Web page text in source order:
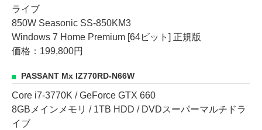
ライブ
850W Seasonic SS-850KM3
Windows 7 Home Premium [64ビット] 正規版
価格：199,800円
PASSANT Mx IZ770RD-N66W
Core i7-3770K / GeForce GTX 660
8GBメインメモリ / 1TB HDD / DVDスーパーマルチドラ
イブ